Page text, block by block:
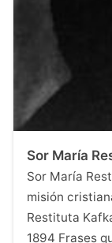
Sor María
Sor María
misión
Restituta
1894 Frases